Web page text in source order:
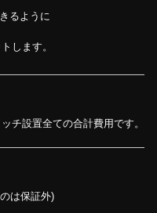
るように
します。
チ設置全ての合計費用です。
は保証外)